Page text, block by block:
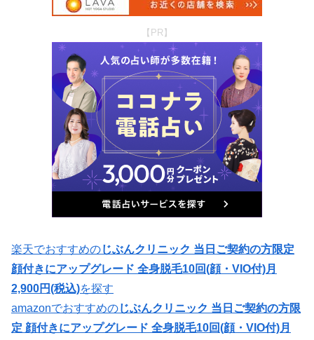
【PR】
楽天でおすすめのじぶんクリニック 当日ご契約の方限定
顔付きにアップグレード 全身脱毛10回(顔・VIO付)月
2,900円(税込)を探す
amazonでおすすめのじぶんクリニック 当日ご契約の方限
定 顔付きにアップグレード 全身脱毛10回(顔・VIO付)月